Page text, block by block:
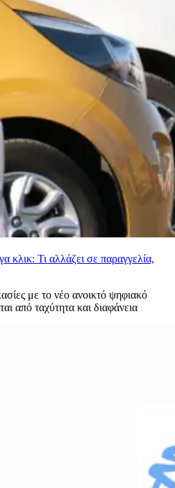
κλικ: Τι αλλάζει σε παραγγελία,
με το νέο ανοικτό ψηφιακό
από ταχύτητα και διαφάνεια